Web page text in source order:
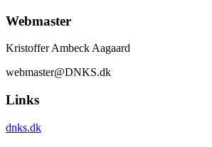
Webmaster
Kristoffer Ambeck Aagaard
webmaster@DNKS.dk
Links
dnks.dk